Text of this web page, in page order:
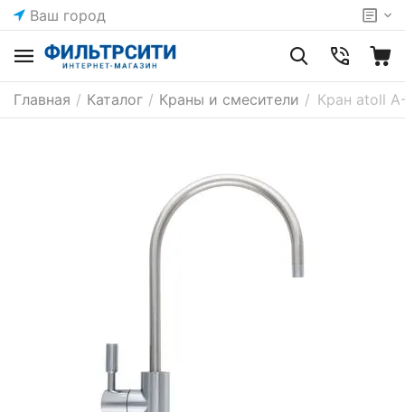
Ваш город
Главная / Каталог / Краны и смесители / Кран atoll